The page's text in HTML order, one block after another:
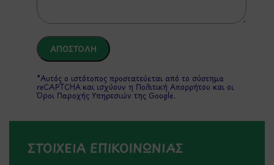
*Αυτός ο ιστότοπος προστατεύεται από το σύστημα
reCAPTCHA και ισχύουν η Πολιτική Απορρήτου και οι
Όροι Παροχής Υπηρεσιώντης Google.
ΣΤΟΙΧΕΙΑ ΕΠΙΚΟΙΝΩΝΙΑΣ